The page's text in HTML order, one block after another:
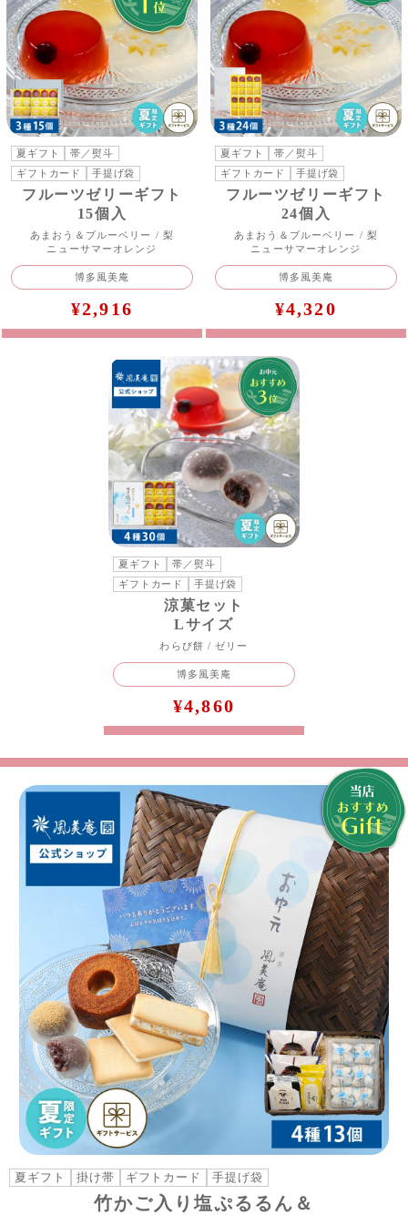
夏ギフト
帯／熨斗
ギフトカード
手提げ袋
フルーツゼリーギフト
15個入
あまおう＆ブルーベリー / 梨
ニューサマーオレンジ
博多風美庵
¥2,916
夏ギフト
帯／熨斗
ギフトカード
手提げ袋
フルーツゼリーギフト
24個入
あまおう＆ブルーベリー / 梨
ニューサマーオレンジ
博多風美庵
¥4,320
夏ギフト
帯／熨斗
ギフトカード
手提げ袋
涼菓セット
Lサイズ
わらび餅 / ゼリー
博多風美庵
¥4,860
夏ギフト 掛け帯 ギフトカード 手提げ袋
竹かご入り塩ぷるるん＆